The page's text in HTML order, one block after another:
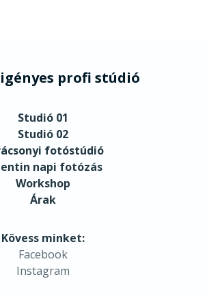
profi stúdió
Studió 01
Studió 02
fotóstúdió
napi fotózás
Workshop
Árak
Kövess minket:
Facebook
Instagram